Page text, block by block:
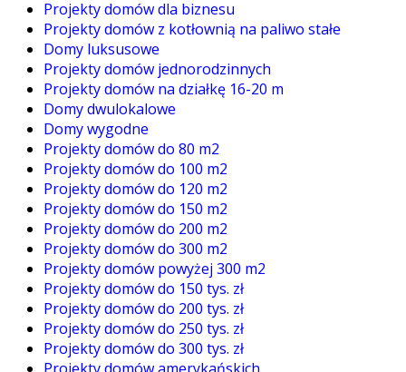
Projekty domów dla biznesu
Projekty domów z kotłownią na paliwo stałe
Domy luksusowe
Projekty domów jednorodzinnych
Projekty domów na działkę 16-20 m
Domy dwulokalowe
Domy wygodne
Projekty domów do 80 m2
Projekty domów do 100 m2
Projekty domów do 120 m2
Projekty domów do 150 m2
Projekty domów do 200 m2
Projekty domów do 300 m2
Projekty domów powyżej 300 m2
Projekty domów do 150 tys. zł
Projekty domów do 200 tys. zł
Projekty domów do 250 tys. zł
Projekty domów do 300 tys. zł